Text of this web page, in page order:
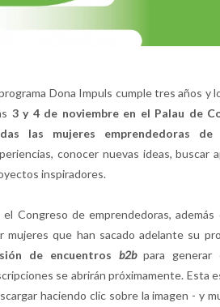
Dona Impuls cumple tres años y
3 y 4 de noviembre en el Palau de
las mujeres emprendedoras de
conocer nuevas ideas,
inspiradores.
el Congreso de emprendedoras,
mujeres que han sacado adelante su
de encuentros b2bpara generar
se abrirán próximamente. Esta
haciendo clic sobre la imagen - y